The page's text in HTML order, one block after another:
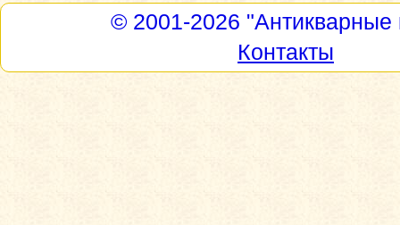
© 2001-2026 "Антикварные
Контакты